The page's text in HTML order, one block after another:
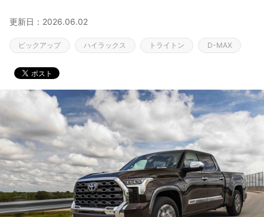
更新日：2026.06.02
ピックアップ ハイラックス トライトン D-MAX